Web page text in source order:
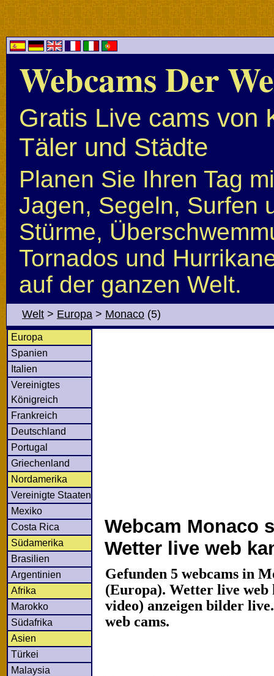
Webcams Der
Gratis Live cams von
Täler und Städte
Planen Sie Ihren Tag
Jagen, Segeln, Surfen
Stürme,
Tornados und
auf der ganzen Welt.
Welt > Europa > Monaco (5)
Europa
Spanien
Italien
Vereinigtes
Königreich
Frankreich
Deutschland
Portugal
Griechenland
Nordamerika
Vereinigte Staaten
Mexiko
Costa Rica
Südamerika
Brasilien
Argentinien
Afrika
Marokko
Südafrika
Asien
Türkei
Malaysia
Webcam Monaco
Wetter live web
Gefunden 5 webcams in
(Europa). Wetter live web
video) anzeigen bilder
web cams.